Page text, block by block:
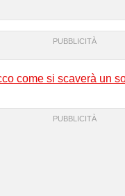
come si scaverà un